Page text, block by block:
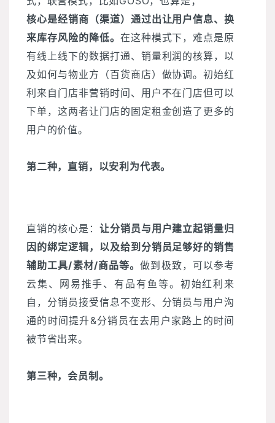
核心是经销商（渠道）通过出让用户信息、换
来库存风险的降低。 在这种模式下，难点是原
有线上线下的数据打通、销量利润的核算，以
及如何与物业方（百货商店）做协调。初始红
利来自门店非营销时间、用户不在门店但可以
下单，这两者让门店的固定租金创造了更多的
用户的价值。
第二种，直销，以安利为代表。
直销的核心是： 让分销员与用户建立起销量归
因的绑定逻辑，以及给到分销员足够好的销售
辅助工具/素材/商品等。做到极致，可以参考
云集、网易推手、有品有鱼等。初始红利来
自，分销员接受信息不变形、分销员与用户沟
通的时间提升&分销员在去用户家路上的时间
被节省出来。
第三种，会员制。